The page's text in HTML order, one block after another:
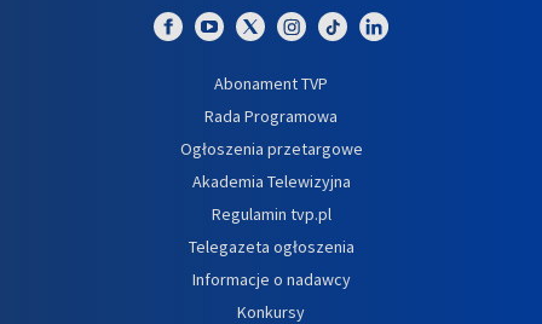
Abonament TVP
Rada Programowa
Ogłoszenia przetargowe
Akademia Telewizyjna
Regulamin tvp.pl
Telegazeta ogłoszenia
Informacje o nadawcy
Konkursy